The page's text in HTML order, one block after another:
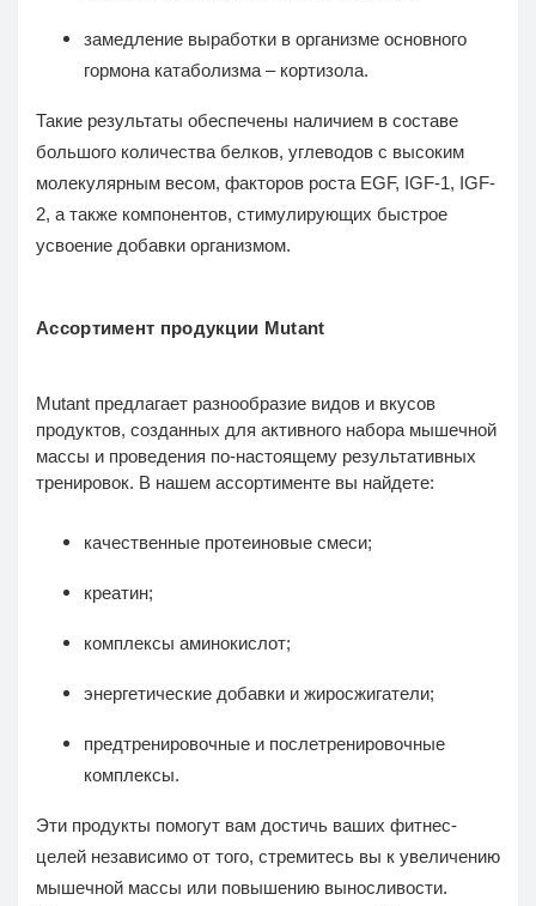
замедление выработки в организме основного
гормона катаболизма – кортизола.
Такие результаты обеспечены наличием в составе
большого количества белков, углеводов с высоким
молекулярным весом, факторов роста EGF, IGF-1, IGF-
2, а также компонентов, стимулирующих быстрое
усвоение добавки организмом.
Ассортимент продукции Mutant
Mutant предлагает разнообразие видов и вкусов
продуктов, созданных для активного набора мышечной
массы и проведения по-настоящему результативных
тренировок. В нашем ассортименте вы найдете:
качественные протеиновые смеси;
креатин;
комплексы аминокислот;
энергетические добавки и жиросжигатели;
предтренировочные и послетренировочные
комплексы.
Эти продукты помогут вам достичь ваших фитнес-
целей независимо от того, стремитесь вы к увеличению
мышечной массы или повышению выносливости.